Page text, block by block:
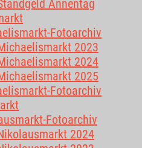
Annentag
Fotoarchiv
2023
2024
2025
Fotoarchiv
Fotoarchiv
2024